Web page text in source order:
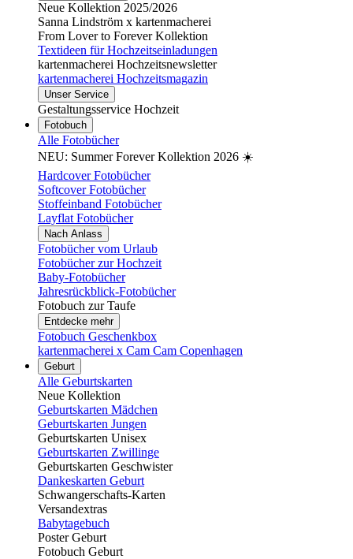
Neue Kollektion 2025/2026
Sanna Lindström x kartenmacherei
From Lover to Forever Kollektion
Textideen für Hochzeitseinladungen
kartenmacherei Hochzeitsnewsletter
kartenmacherei Hochzeitsmagazin
Unser Service
Gestaltungsservice Hochzeit
Fotobuch
Alle Fotobücher
NEU: Summer Forever Kollektion 2026 ☀️
Hardcover Fotobücher
Softcover Fotobücher
Stoffeinband Fotobücher
Layflat Fotobücher
Nach Anlass
Fotobücher vom Urlaub
Fotobücher zur Hochzeit
Baby-Fotobücher
Jahresrückblick-Fotobücher
Fotobuch zur Taufe
Entdecke mehr
Fotobuch Geschenkbox
kartenmacherei x Cam Cam Copenhagen
Geburt
Alle Geburtskarten
Neue Kollektion
Geburtskarten Mädchen
Geburtskarten Jungen
Geburtskarten Unisex
Geburtskarten Zwillinge
Geburtskarten Geschwister
Dankeskarten Geburt
Schwangerschafts-Karten
Versandextras
Babytagebuch
Poster Geburt
Fotobuch Geburt